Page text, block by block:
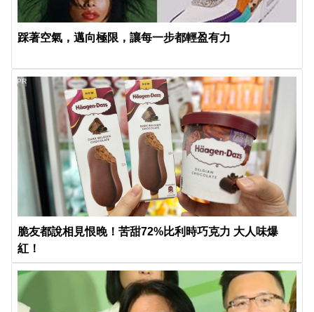
踩著空氣，邁向極限，讓每一步都輕盈有力
脆友都說相見恨晚！苦甜72%比利時巧克力 大人味爆
紅！
PR